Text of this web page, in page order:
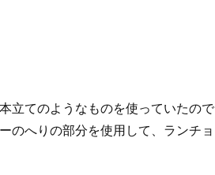
立てのようなものを使っていたので
のへりの部分を使用して、ランチョ